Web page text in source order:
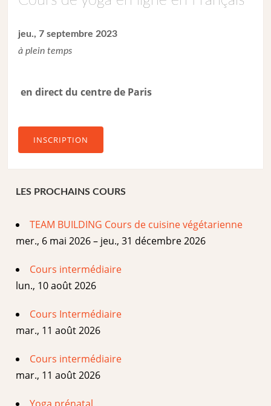
jeu., 7 septembre 2023
à plein temps
en direct du centre de Paris
INSCRIPTION
LES PROCHAINS COURS
TEAM BUILDING Cours de cuisine végétarienne
mer., 6 mai 2026 – jeu., 31 décembre 2026
Cours intermédiaire
lun., 10 août 2026
Cours Intermédiaire
mar., 11 août 2026
Cours intermédiaire
mar., 11 août 2026